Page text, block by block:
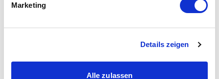
Marketing
Details zeigen
Alle zulassen